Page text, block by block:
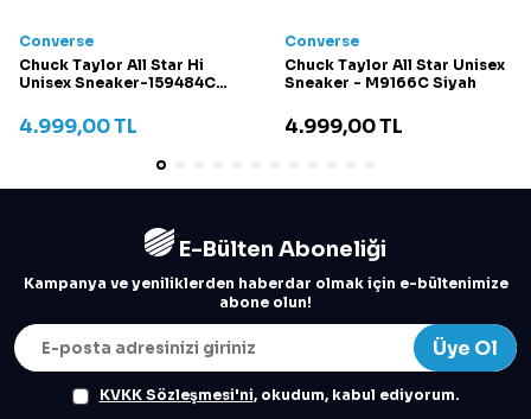
Converse
Chuck Taylor All Star Hi
Unisex Sneaker-159484C
4.999,00TL
Converse
Chuck Taylor All Star Unisex
Sneaker - M9166C Siyah
4.999,00TL
E-Bülten Aboneliği
Kampanya ve yeniliklerden haberdar olmak için e-bültenimize
abone olun!
Üye Ol
KVKK Sözleşmesi'ni, okudum, kabul ediyorum.